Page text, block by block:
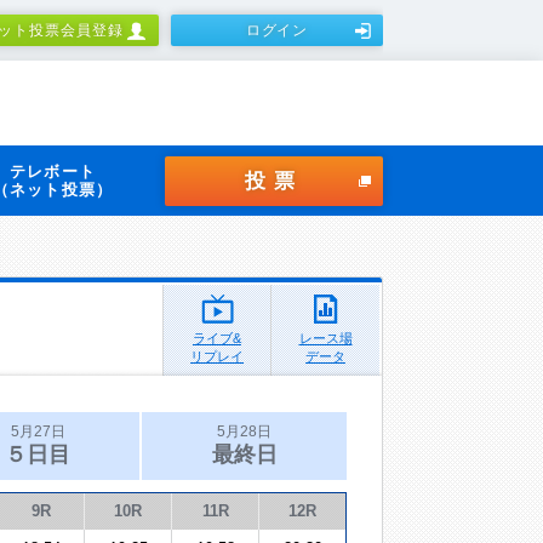
ト投票会員登録 ログイン
テレボート
ネット投票）
投票
ライブ&
リプレイ
レース場
データ
5月27日
５日目
5月28日
最終日
9R 10R 11R 12R